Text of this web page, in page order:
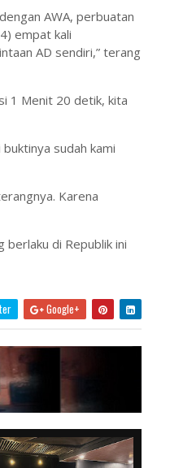
AWA, perbuatan
empat kali
AD sendiri,” terang
1 Menit 20 detik, kita
sudah kami
Karena
berlaku di Republik ini
Google+